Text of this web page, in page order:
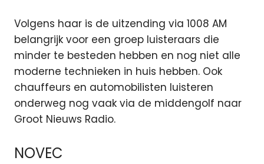
Volgens haar is de uitzending via 1008 AM
belangrijk voor een groep luisteraars die
minder te besteden hebben en nog niet alle
moderne technieken in huis hebben. Ook
chauffeurs en automobilisten luisteren
onderweg nog vaak via de middengolf naar
Groot Nieuws Radio.
NOVEC